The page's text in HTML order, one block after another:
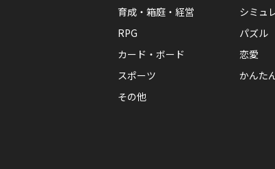
育成・箱庭・経営
シミュ
RPG
パズル
カード・ボード
恋愛
スポーツ
かんた
その他